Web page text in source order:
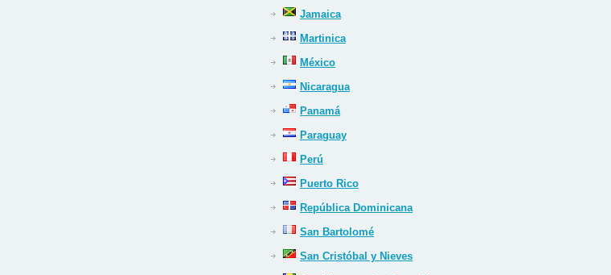
Jamaica
Martinica
México
Nicaragua
Panamá
Paraguay
Perú
Puerto Rico
República Dominicana
San Bartolomé
San Cristóbal y Nieves